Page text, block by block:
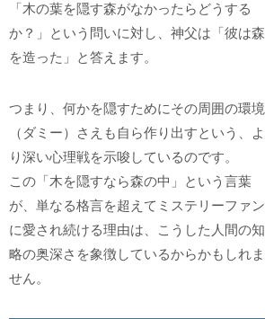
「木の葉を隠す森がなかったらどうする
か？」という問いに対し、神父は「彼は森
を造った」と答えます。
つまり、何かを隠すためにその周囲の環境
（ダミー）さえも自ら作り出すという、よ
り深い心理戦を示唆しているのです。
この「木を隠すなら森の中」という言葉
が、単なる格言を超えてミステリーファン
に愛され続ける理由は、こうした人間の知
略の奥深さを象徴しているからかもしれま
せん。